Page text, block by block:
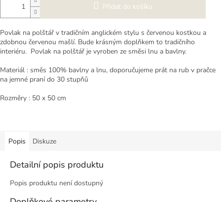
Přidat do košíku
Povlak na polštář v tradičním anglickém stylu s červenou kostkou a
zdobnou červenou mašlí. Bude krásným doplňkem to tradičního
interiéru. Povlak na polštář je vyroben ze směsi lnu a bavlny.
Materiál : směs 100% bavlny a lnu, doporučujeme prát na rub v pračce
na jemné praní do 30 stupňů
Rozměry : 50 x 50 cm
Popis Diskuze
Detailní popis produktu
Popis produktu není dostupný